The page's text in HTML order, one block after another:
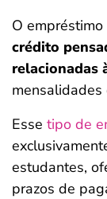
O
crédito
relacionadas
Esse tipo de
estudantes,
prazos de